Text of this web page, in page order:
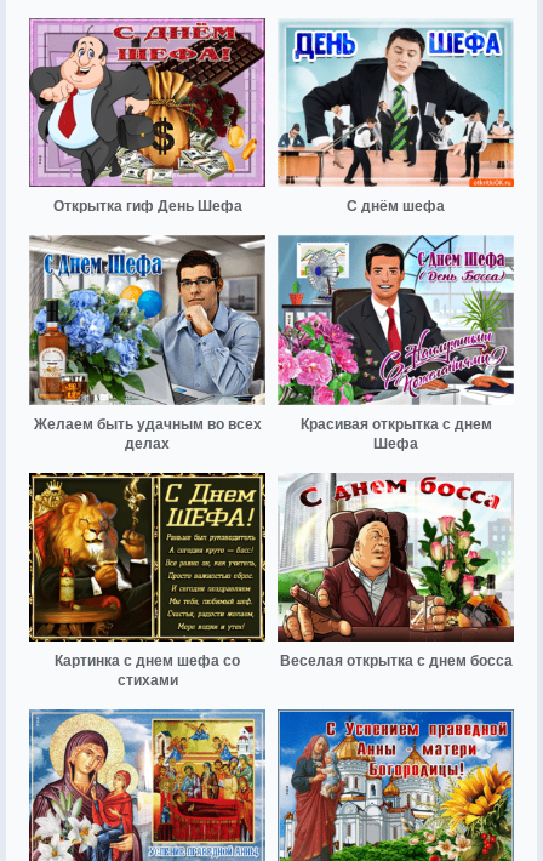
Открытка гиф День Шефа С днём шефа
Желаем быть удачным во всех
делах
Красивая открытка с днем
Шефа
Картинка с днем шефа со
стихами
Веселая открытка с днем босса